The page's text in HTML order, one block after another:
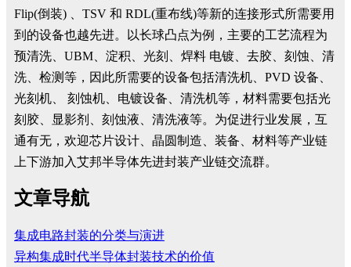
Flip(倒装) 、TSV 和 RDL(重布线)等新的连接形式所需要用
到的设备也越先进。以长球凸点为例，主要的工艺流程为
预清洗、UBM、淀积、光刻、焊料 电镀、去胶、刻蚀、清
洗、检测等，因此所需要的设备包括清洗机、PVD 设备、
光刻机、 刻蚀机、电镀设备、清洗机等，材料需要包括光
刻胶、显影剂、刻蚀液、清洗液等。为促进行业发展，互
通有无，欢迎芯片设计、晶圆制造、装备、材料等产业链
上下游加入艾邦半导体先进封装产业链交流群。
文章导航
集成电路封装的分类与演进
异构集成时代半导体封装技术的价值